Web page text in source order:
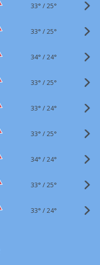
33° /25°
33° /25°
34° /24°
33° /25°
33° /24°
33° /25°
34° /24°
33° /25°
33° /24°